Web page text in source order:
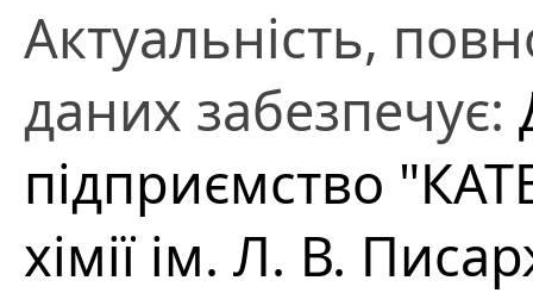
Актуальність,
даних забезпечує:
підприємство
хімії ім. Л. В.